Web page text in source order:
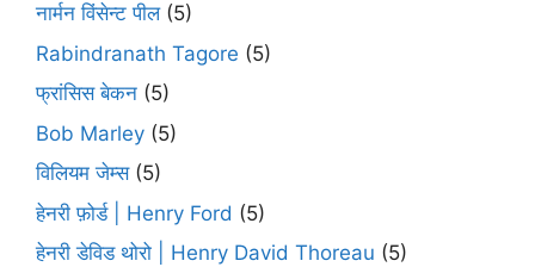
नार्मन विंसेन्ट पील(5)
Rabindranath Tagore (5)
फ्रांसिस बेकन (5)
Bob Marley (5)
विलियम जेम्स(5)
हेनरी फ़ोर्ड | Henry Ford (5)
हेनरी डेविड थोरो | Henry David Thoreau (5)